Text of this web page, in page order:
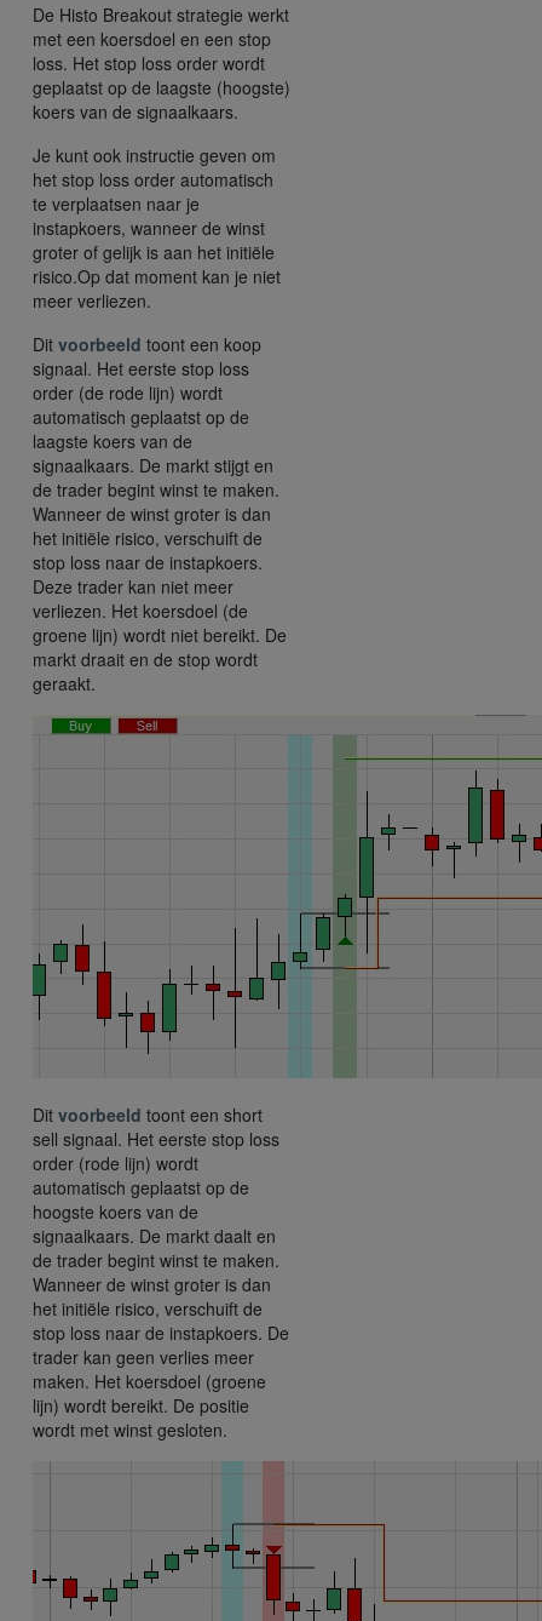
De Histo Breakout strategie werkt
met een koersdoel en een stop
loss. Het stop loss order wordt
geplaatst op de laagste (hoogste)
koers van de signaalkaars.
Je kunt ook instructie geven om
het stop loss order automatisch
te verplaatsen naar je
instapkoers, wanneer de winst
groter of gelijk is aan het initiële
risico.Op dat moment kan je niet
meer verliezen.
Dit voorbeeld toont een koop
signaal. Het eerste stop loss
order (de rode lijn) wordt
automatisch geplaatst op de
laagste koers van de
signaalkaars. De markt stijgt en
de trader begint winst te maken.
Wanneer de winst groter is dan
het initiële risico, verschuift de
stop loss naar de instapkoers.
Deze trader kan niet meer
verliezen. Het koersdoel (de
groene lijn) wordt niet bereikt. De
markt draait en de stop wordt
geraakt.
Dit voorbeeld toont een short
sell signaal. Het eerste stop loss
order (rode lijn) wordt
automatisch geplaatst op de
hoogste koers van de
signaalkaars. De markt daalt en
de trader begint winst te maken.
Wanneer de winst groter is dan
het initiële risico, verschuift de
stop loss naar de instapkoers. De
trader kan geen verlies meer
maken. Het koersdoel (groene
lijn) wordt bereikt. De positie
wordt met winst gesloten.